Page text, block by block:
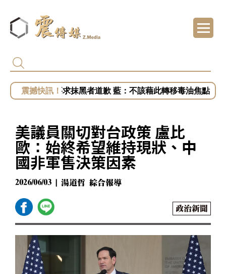
苗遭詐陳時中要求抹黑者道歉 藍：不該藉此轉移毒油焦點
總統府批部分媒體「片面解讀」 王鴻薇批死
美議員關切對台政策 盧比
歐：始終希望維持現狀、中
國非軍售決策因素
2026/06/03 | 湯道哲 綜合報導
政治新聞